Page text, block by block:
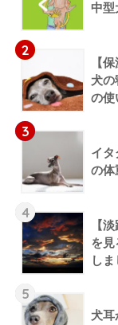
中型
2
【
犬
の使
3
イ
の体
4
【
を見
しま
5
犬